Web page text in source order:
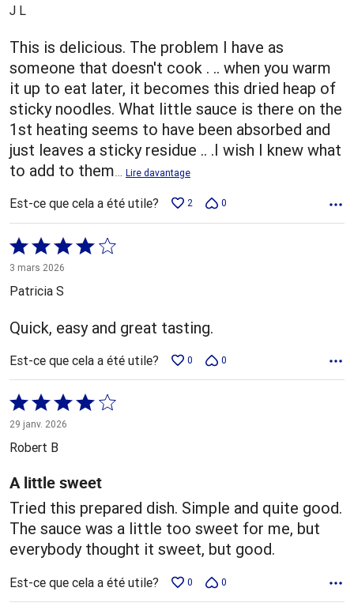
J L
This is delicious. The problem I have as
someone that doesn't cook . .. when you warm
it up to eat later, it becomes this dried heap of
sticky noodles. What little sauce is there on the
1st heating seems to have been absorbed and
just leaves a sticky residue .. .I wish I knew what
to add to them… Lire davantage
Est-ce que cela a été utile? 2 0
Coté
4 sur
5
3 mars 2026
Patricia S
Quick, easy and great tasting.
Est-ce que cela a été utile? 0 0
Coté
4 sur
5
29 janv. 2026
Robert B
A little sweet
Tried this prepared dish. Simple and quite good.
The sauce was a little too sweet for me, but
everybody thought it sweet, but good.
Est-ce que cela a été utile? 0 0